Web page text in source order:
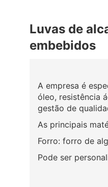
Luvas de
embebidos
A empresa é
óleo, resistência
gestão de
As principais
Forro: forro de
Pode ser